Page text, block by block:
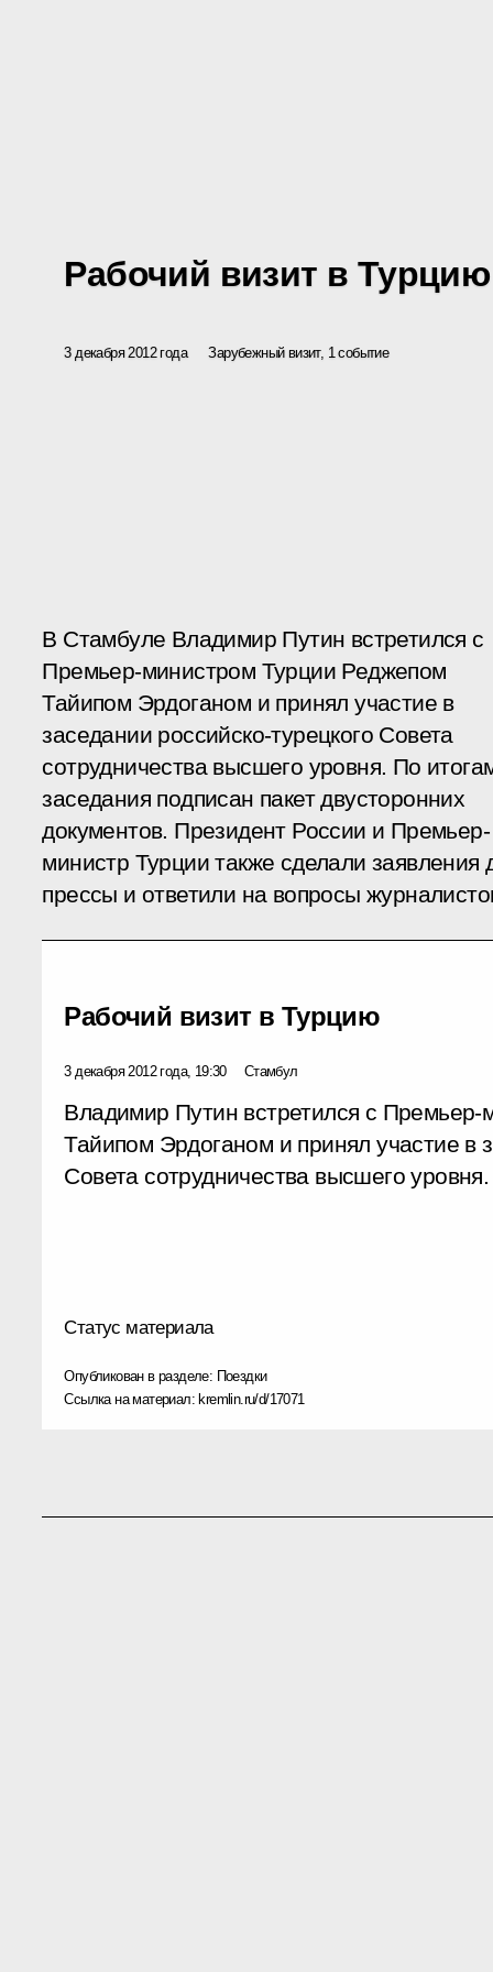
Рабочий визит в Турцию
3 декабря 2012 года Зарубежный визит, 1 событие
В Стамбуле Владимир Путин встретился с
Премьер-министром Турции Реджепом
Тайипом Эрдоганом и принял участие в
заседании российско-турецкого Совета
сотрудничества высшего уровня. По
заседания подписан пакет двусторонних
документов. Президент России и Премьер-
министр Турции также сделали заявления
прессы и ответили на вопросы
Рабочий визит в Турцию
3 декабря 2012 года, 19:30 Стамбул
Владимир Путин встретился с
Тайипом Эрдоганом и принял участие в
Совета сотрудничества высшего уровня.
Статус материала
Опубликован в разделе: Поездки
Ссылка на материал: kremlin.ru/d/17071